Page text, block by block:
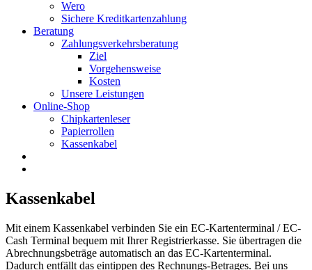
Wero
Sichere Kreditkartenzahlung
Beratung
Zahlungsverkehrsberatung
Ziel
Vorgehensweise
Kosten
Unsere Leistungen
Online-Shop
Chipkartenleser
Papierrollen
Kassenkabel
Kassenkabel
Mit einem Kassenkabel verbinden Sie ein EC-Kartenterminal / EC-
Cash Terminal bequem mit Ihrer Registrierkasse. Sie übertragen die
Abrechnungsbeträge automatisch an das EC-Kartenterminal.
Dadurch entfällt das eintippen des Rechnungs-Betrages. Bei uns